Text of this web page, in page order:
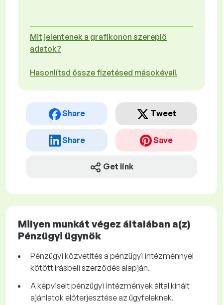
Mit jelentenek a grafikonon szereplő
adatok?
Hasonlítsd össze fizetésed másokéval!
Share Tweet
Share Save
Get link
Milyen munkát végez általában a(z)
Pénzügyi ügynök
Pénzügyi közvetítés a pénzügyi intézménnyel
kötött írásbeli szerződés alapján.
A képviselt pénzügyi intézmények által kínált
ajánlatok előterjesztése az ügyfeleknek.